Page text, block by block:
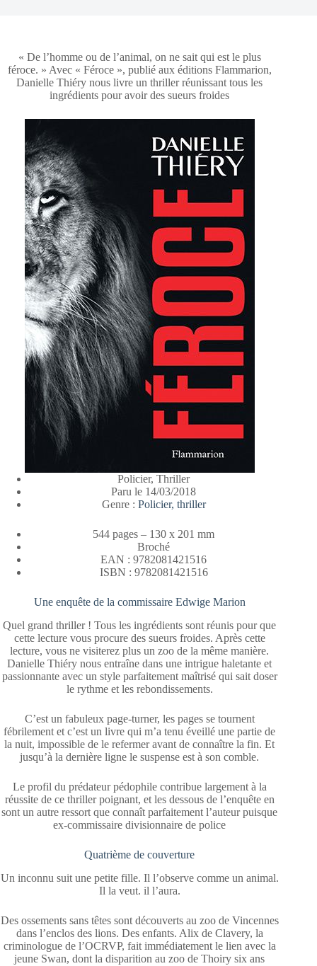
« De l’homme ou de l’animal, on ne sait qui est le plus
féroce. » Avec « Féroce », publié aux éditions Flammarion,
Danielle Thiéry nous livre un thriller réunissant tous les
ingrédients pour avoir des sueurs froides
Policier, Thriller
Paru le 14/03/2018
Genre : Policier, thriller
544 pages – 130 x 201 mm
Broché
EAN : 9782081421516
ISBN : 9782081421516
Une enquête de la commissaire Edwige Marion
Quel grand thriller ! Tous les ingrédients sont réunis pour que
cette lecture vous procure des sueurs froides. Après cette
lecture, vous ne visiterez plus un zoo de la même manière.
Danielle Thiéry nous entraîne dans une intrigue haletante et
passionnante avec un style parfaitement maîtrisé qui sait doser
le rythme et les rebondissements.
C’est un fabuleux page-turner, les pages se tournent
fébrilement et c’est un livre qui m’a tenu éveillé une partie de
la nuit, impossible de le refermer avant de connaître la fin. Et
jusqu’à la dernière ligne le suspense est à son comble.
Le profil du prédateur pédophile contribue largement à la
réussite de ce thriller poignant, et les dessous de l’enquête en
sont un autre ressort que connaît parfaitement l’auteur puisque
ex-commissaire divisionnaire de police
Quatrième de couverture
Un inconnu suit une petite fille. Il l’observe comme un animal.
Il la veut. il l’aura.
Des ossements sans têtes sont découverts au zoo de Vincennes
dans l’enclos des lions. Des enfants. Alix de Clavery, la
criminologue de l’OCRVP, fait immédiatement le lien avec la
jeune Swan, dont la disparition au zoo de Thoiry six ans